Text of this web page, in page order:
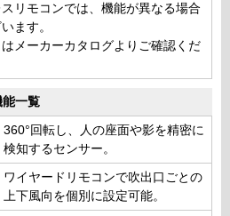
リモコンでは、機能が異なる場合
ます。
メーカーカタログよりご確認くだ
一覧
360°回転し、人の座面や影を精密に
検知するセンサー。
ワイヤードリモコンで吹出口ごとの
上下風向を個別に設定可能。